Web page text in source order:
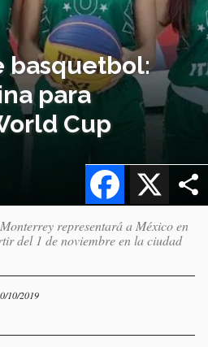
basquetbol:
para
Cup
X
Facebook
representará a México en
del 1 de noviembre en la ciudad
10/2019